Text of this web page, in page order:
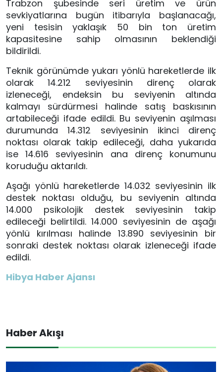
Trabzon şubesinde seri üretim ve ürün
sevkiyatlarına bugün itibarıyla başlanacağı,
yeni tesisin yaklaşık 50 bin ton üretim
kapasitesine sahip olmasının beklendiği
bildirildi.
Teknik görünümde yukarı yönlü hareketlerde ilk
olarak 14.212 seviyesinin direnç olarak
izleneceği, endeksin bu seviyenin altında
kalmayı sürdürmesi halinde satış baskısının
artabileceği ifade edildi. Bu seviyenin aşılması
durumunda 14.312 seviyesinin ikinci direnç
noktası olarak takip edileceği, daha yukarıda
ise 14.616 seviyesinin ana direnç konumunu
koruduğu aktarıldı.
Aşağı yönlü hareketlerde 14.032 seviyesinin ilk
destek noktası olduğu, bu seviyenin altında
14.000 psikolojik destek seviyesinin takip
edileceği belirtildi. 14.000 seviyesinin de aşağı
yönlü kırılması halinde 13.890 seviyesinin bir
sonraki destek noktası olarak izleneceği ifade
edildi.
Hibya Haber Ajansı
Haber Akışı